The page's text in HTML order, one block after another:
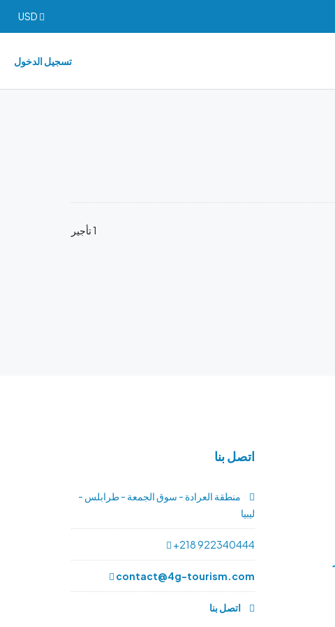
USD
تسجيل الدخول
1 تأجير
اتصل بنا
منطقة العرادة - سوق الجمعة - طرابلس -
ليبيا
+218 922340444
contact@4g-tourism.com
اتصل بنا